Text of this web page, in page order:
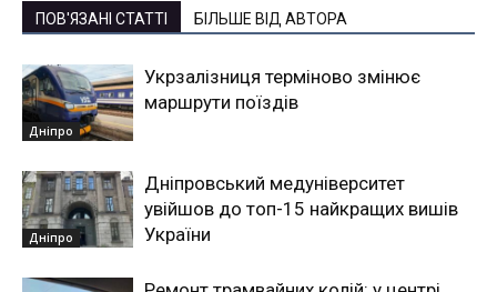
ПОВ'ЯЗАНІ СТАТТІ БІЛЬШЕ ВІД АВТОРА
Дніпро
Укрзалізниця терміново змінює
маршрути поїздів
Дніпро
Дніпровський медуніверситет
увійшов до топ-15 найкращих вишів
України